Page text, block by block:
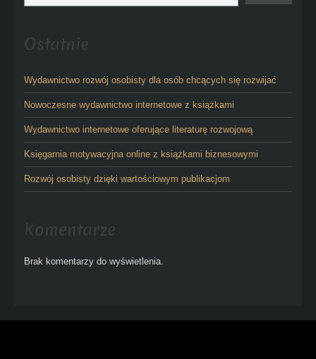
Ostatnie
Wydawnictwo rozwój osobisty dla osób chcących się rozwijać
Nowoczesne wydawnictwo internetowe z książkami
Wydawnictwo internetowe oferujące literaturę rozwojową
Księgarnia motywacyjna online z książkami biznesowymi
Rozwój osobisty dzięki wartościowym publikacjom
Komentarze
Brak komentarzy do wyświetlenia.